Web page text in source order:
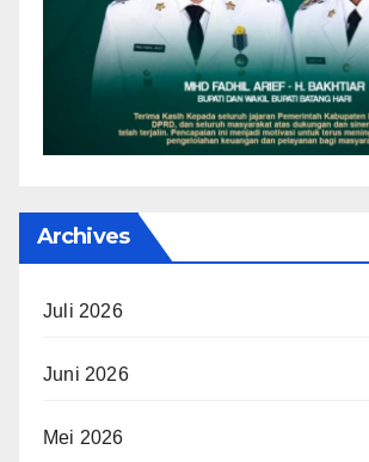
Archives
Juli 2026
Juni 2026
Mei 2026